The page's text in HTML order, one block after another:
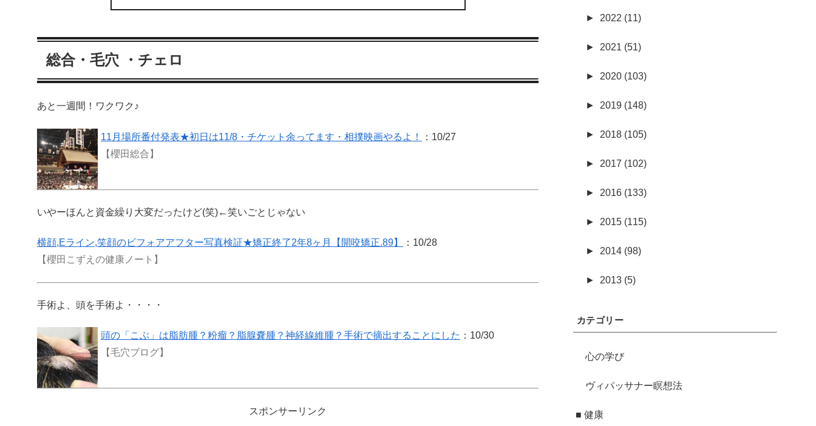
総合・毛穴 ・チェロ
あと一週間！ワクワク♪
11月場所番付発表★初日は11/8・チケット余ってます・相撲映画やるよ！
：10/27
【櫻田総合】
いやーほんと資金繰り大変だったけど(笑)←笑いごとじゃない
横顔,Eライン,笑顔のビフォアアフター写真検証★矯正終了2年8ヶ月【開咬矯正.89】
：10/28
【櫻田こずえの健康ノート】
手術よ、頭を手術よ・・・・
頭の「こぶ」は脂肪腫？粉瘤？脂腺嚢腫？神経線維腫？手術で摘出することにした ：10/30
【毛穴ブログ】
スポンサーリンク
► 2022 (11)
► 2021 (51)
► 2020 (103)
► 2019 (148)
► 2018 (105)
► 2017 (102)
► 2016 (133)
► 2015 (115)
► 2014 (98)
► 2013 (5)
カテゴリー
心の学び
ヴィパッサナー瞑想法
■ 健康